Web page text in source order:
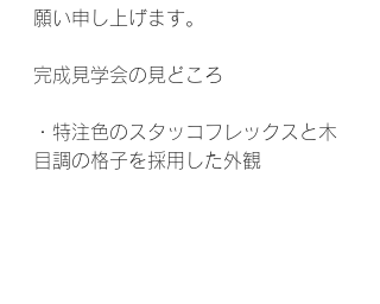
願い申し上げます。
完成見学会の見どころ
・特注色のスタッコフレックスと木
目調の格子を採用した外観